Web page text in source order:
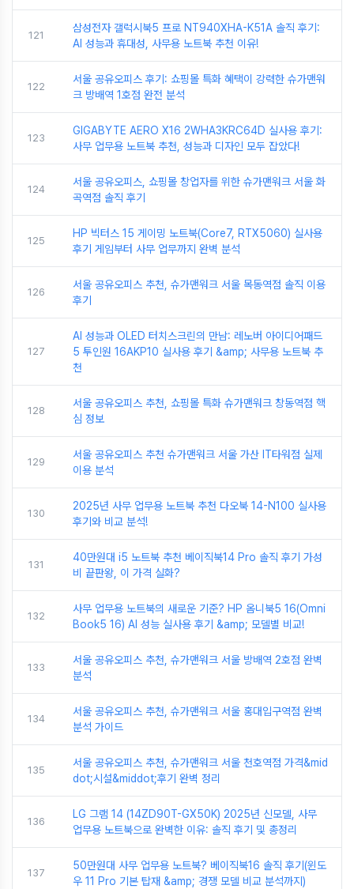
121
삼성전자 갤럭시북5 프로 NT940XHA-K51A 솔직 후기:
AI 성능과 휴대성, 사무용 노트북 추천 이유!
122
서울 공유오피스 후기: 쇼핑몰 특화 혜택이 강력한 슈가맨워
크 방배역 1호점 완전 분석
123
GIGABYTE AERO X16 2WHA3KRC64D 실사용 후기:
사무 업무용 노트북 추천, 성능과 디자인 모두 잡았다!
124
서울 공유오피스, 쇼핑몰 창업자를 위한 슈가맨워크 서울 화
곡역점 솔직 후기
125
HP 빅터스 15 게이밍 노트북(Core7, RTX5060) 실사용
후기 게임부터 사무 업무까지 완벽 분석
126
서울 공유오피스 추천, 슈가맨워크 서울 목동역점 솔직 이용
후기
127
AI 성능과 OLED 터치스크린의 만남: 레노버 아이디어패드
5 투인원 16AKP10 실사용 후기 &amp; 사무용 노트북 추
천
128
서울 공유오피스 추천, 쇼핑몰 특화 슈가맨워크 창동역점 핵
심 정보
129
서울 공유오피스 추천 슈가맨워크 서울 가산 IT타워점 실제
이용 분석
130
2025년 사무 업무용 노트북 추천 다오북 14-N100 실사용
후기와 비교 분석!
131
40만원대 i5 노트북 추천 베이직북14 Pro 솔직 후기 가성
비 끝판왕, 이 가격 실화?
132
사무 업무용 노트북의 새로운 기준? HP 옴니북5 16(Omni
Book5 16) AI 성능 실사용 후기 &amp; 모델별 비교!
133
서울 공유오피스 추천, 슈가맨워크 서울 방배역 2호점 완벽
분석
134
서울 공유오피스 추천, 슈가맨워크 서울 홍대입구역점 완벽
분석 가이드
135
서울 공유오피스 추천, 슈가맨워크 서울 천호역점 가격&mid
dot;시설&middot;후기 완벽 정리
136
LG 그램 14 (14ZD90T-GX50K) 2025년 신모델, 사무
업무용 노트북으로 완벽한 이유: 솔직 후기 및 총정리
137
50만원대 사무 업무용 노트북? 베이직북16 솔직 후기(윈도
우 11 Pro 기본 탑재 &amp; 경쟁 모델 비교 분석까지)